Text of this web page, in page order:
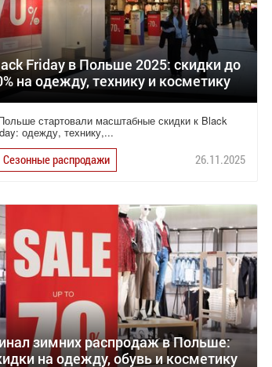
Friday в Польше 2025: скидки до
на одежду, технику и косметику
стартовали масштабные скидки к Black
одежду, технику,...
Сезонные распродажи 26.11.2025
зимних распродаж в Польше:
на одежду, обувь и косметику